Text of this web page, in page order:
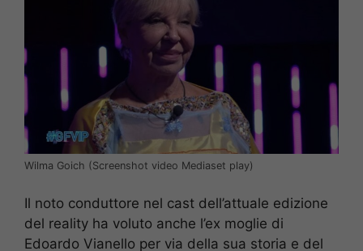
Wilma Goich (Screenshot video Mediaset play)
Il noto conduttore nel cast dell’attuale edizione
del reality ha voluto anche l’ex moglie di
Edoardo Vianello per via della sua storia e del